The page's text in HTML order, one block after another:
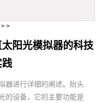
> >
阳光模拟器的科技
器进行详细的阐述。抬头
的设备，它的主要功能是